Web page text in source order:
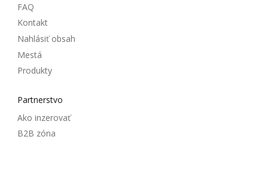
FAQ
Kontakt
Nahlásiť obsah
Mestá
Produkty
Partnerstvo
Ako inzerovať
B2B zóna